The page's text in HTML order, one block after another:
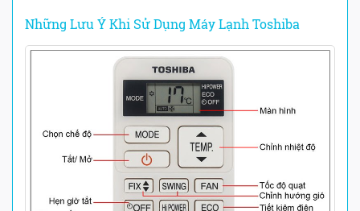
Những Lưu Ý Khi Sử Dụng Máy Lạnh Toshiba